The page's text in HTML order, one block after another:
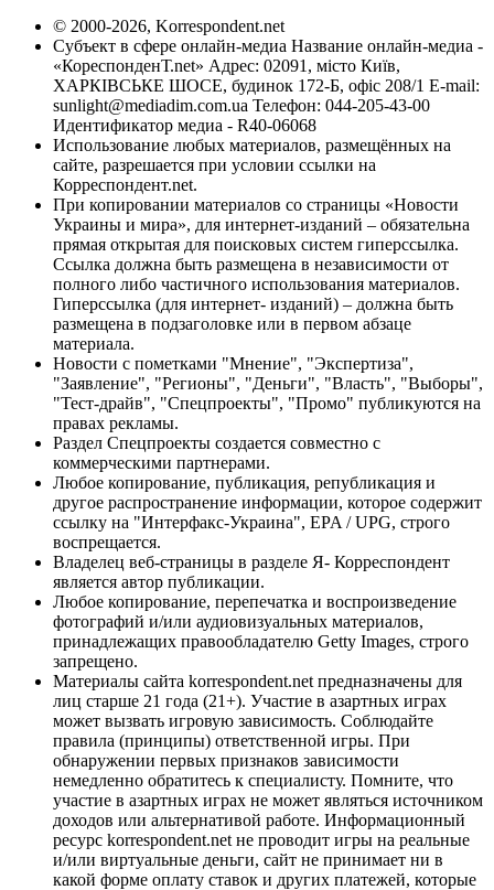
© 2000-2026, Korrespondent.net
Субъект в сфере онлайн-медиа Название онлайн-медиа -
«КореспонденТ.net» Адрес: 02091, місто Київ,
ХАРКІВСЬКЕ ШОСЕ, будинок 172-Б, офіс 208/1 E-mail:
sunlight@mediadim.com.ua Телефон: 044-205-43-00
Идентификатор медиа - R40-06068
Использование любых материалов, размещённых на
сайте, разрешается при условии ссылки на
Корреспондент.net.
При копировании материалов со страницы «Новости
Украины и мира», для интернет-изданий – обязательна
прямая открытая для поисковых систем гиперссылка.
Ссылка должна быть размещена в независимости от
полного либо частичного использования материалов.
Гиперссылка (для интернет- изданий) – должна быть
размещена в подзаголовке или в первом абзаце
материала.
Новости с пометками "Мнение", "Экспертиза",
"Заявление", "Регионы", "Деньги", "Власть", "Выборы",
"Тест-драйв", "Спецпроекты", "Промо" публикуются на
правах рекламы.
Раздел Спецпроекты создается совместно с
коммерческими партнерами.
Любое копирование, публикация, републикация и
другое распространение информации, которое содержит
ссылку на "Интерфакс-Украина", EPA / UPG, строго
воспрещается.
Владелец веб-страницы в разделе Я- Корреспондент
является автор публикации.
Любое копирование, перепечатка и воспроизведение
фотографий и/или аудиовизуальных материалов,
принадлежащих правообладателю Getty Images, строго
запрещено.
Материалы сайта korrespondent.net предназначены для
лиц старше 21 года (21+). Участие в азартных играх
может вызвать игровую зависимость. Соблюдайте
правила (принципы) ответственной игры. При
обнаружении первых признаков зависимости
немедленно обратитесь к специалисту. Помните, что
участие в азартных играх не может являться источником
доходов или альтернативой работе. Информационный
ресурс korrespondent.net не проводит игры на реальные
и/или виртуальные деньги, сайт не принимает ни в
какой форме оплату ставок и других платежей, которые